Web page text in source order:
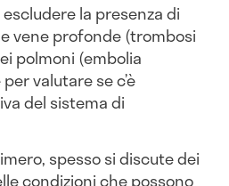
la presenza di
vene profonde (trombosi
polmoni (embolia
valutare se c’è
del sistema di
spesso si discute dei
condizioni che possono